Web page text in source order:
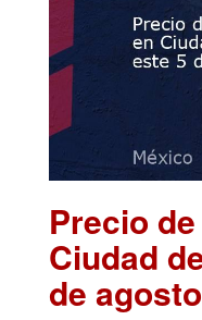
Precio
Ciudad
de agosto